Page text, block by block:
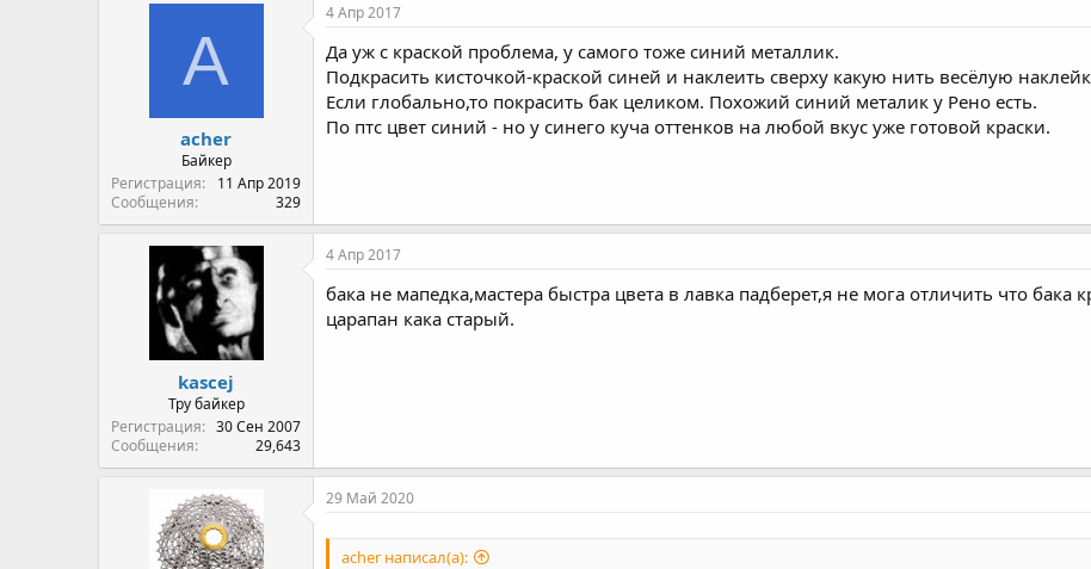
A
acher
Байкер
Регистрация
11 Апр 2019
Сообщения
329
4 Апр 2017
Да уж с краской проблема, у самого тоже синий металлик.
Подкрасить кисточкой-краской синей и наклеить сверху какую нить весёлую
Если глобально,то покрасить бак целиком. Похожий синий металик у Рено есть.
По птс цвет синий - но у синего куча оттенков на любой вкус уже готовой краски.
kascej
Тру байкер
Регистрация
30 Сен 2007
Сообщения
29,643
4 Апр 2017
бака не мапедка,мастера быстра цвета в лавка падберет,я не мога отличить что
царапан кака старый.
29 Май 2020
acher написал(а):